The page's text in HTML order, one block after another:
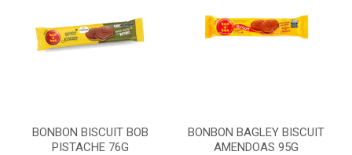
BONBON BISCUIT BOB
PISTACHE 76G
BONBON BAGLEY BISCUIT
AMENDOAS 95G